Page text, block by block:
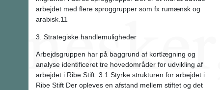
arbejdet med flere sproggrupper som fx rumænsk og
arabisk.11
3. Strategiske handlemuligheder
Arbejdsgruppen har på baggrund af kortlægning og
analyse identificeret tre hovedområder for udvikling af
arbejdet i Ribe Stift. 3.1 Styrke strukturen for arbejdet i
Ribe Stift Der opleves en afstand mellem stiftet og det